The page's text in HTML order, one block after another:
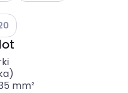
olevat
käytettävissä olevat
mm²